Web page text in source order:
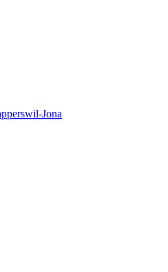
Jona